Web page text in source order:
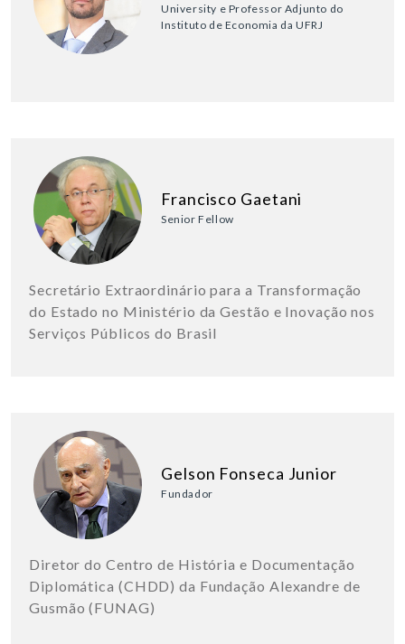
University e Professor Adjunto do
Instituto de Economia da UFRJ
Francisco Gaetani
Senior Fellow
Secretário Extraordinário para a Transformação
do Estado no Ministério da Gestão e Inovação nos
Serviços Públicos do Brasil
Gelson Fonseca Junior
Fundador
Diretor do Centro de História e Documentação
Diplomática (CHDD) da Fundação Alexandre de
Gusmão (FUNAG)